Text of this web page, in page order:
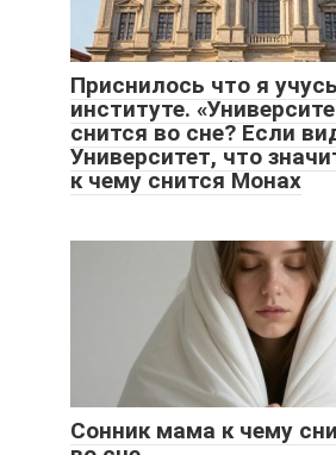
Приснилось что я
институте.
снится во сне? Если
Университет, что
к чему снится Монах
Сонник мама к чему